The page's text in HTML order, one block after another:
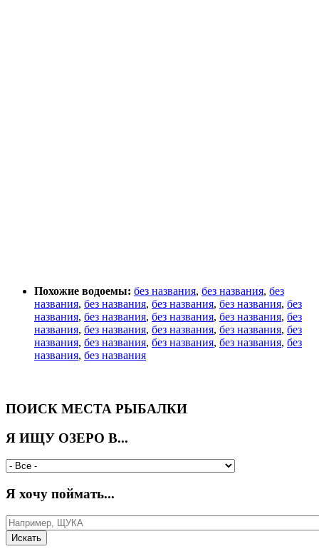
Похожие водоемы: без названия, без названия, без
названия, без названия, без названия, без названия, без
названия, без названия, без названия, без названия, без
названия, без названия, без названия, без названия, без
названия, без названия, без названия, без названия, без
названия, без названия
ПОИСК МЕСТА РЫБАЛКИ
Я ИЩУ ОЗЕРО В...
Я хочу поймать...